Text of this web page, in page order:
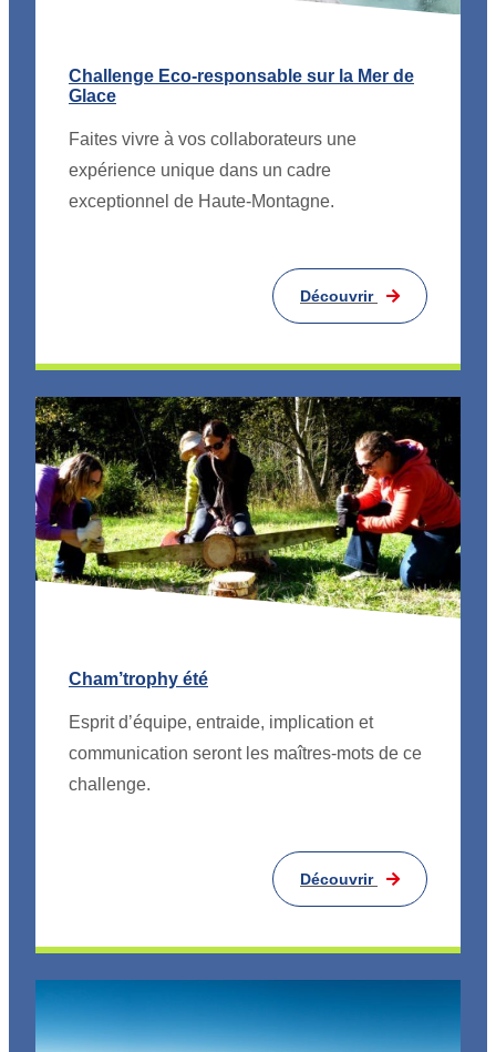
Challenge Eco-responsable sur la Mer de
Glace
Faites vivre à vos collaborateurs une
expérience unique dans un cadre
exceptionnel de Haute-Montagne.
Découvrir
Cham’trophy été
Esprit d’équipe, entraide, implication et
communication seront les maîtres-mots de ce
challenge.
Découvrir